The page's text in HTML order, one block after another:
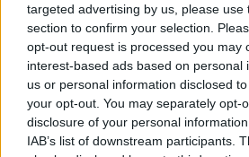
targeted advertising by us, please use
section to confirm your selection.
opt-out request is processed you may
interest-based ads based on personal
us or personal information disclosed
your opt-out. You may separately opt-
disclosure of your personal
IAB’s list of downstream participants.
COMPRENSORIO —Un brasiliano di 38
notte scorsa nellariserva naturale di
del corpo forestale dello Stato e dai
di San Miniatodurante un'operazione di
sostanze stupefacenti.
L’uomo è stato ritenuto responsabile
prima aveva interessato circa 120 metri
forse sviluppato da un bivacco acceso di